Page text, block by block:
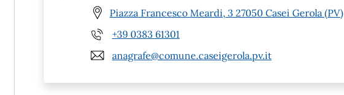
Piazza Francesco Meardi, 3 27050 Casei Gerola (PV)
+39 0383 61301
anagrafe@comune.caseigerola.pv.it